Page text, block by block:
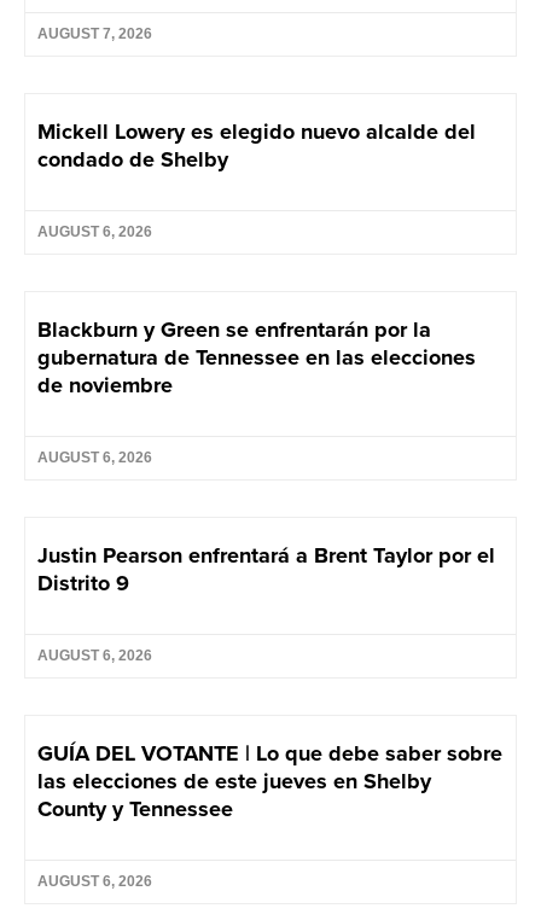
AUGUST 7, 2026
Mickell Lowery es elegido nuevo alcalde del
condado de Shelby
AUGUST 6, 2026
Blackburn y Green se enfrentarán por la
gubernatura de Tennessee en las elecciones
de noviembre
AUGUST 6, 2026
Justin Pearson enfrentará a Brent Taylor por el
Distrito 9
AUGUST 6, 2026
GUÍA DEL VOTANTE | Lo que debe saber sobre
las elecciones de este jueves en Shelby
County y Tennessee
AUGUST 6, 2026